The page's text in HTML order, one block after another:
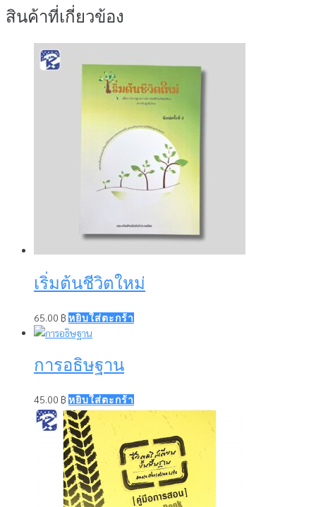
สินค้าที่เกี่ยวข้อง
เริ่มต้นชีวิตใหม่
65.00 ฿ หยิบใส่ตะกร้า
การอธิษฐาน
45.00 ฿ หยิบใส่ตะกร้า